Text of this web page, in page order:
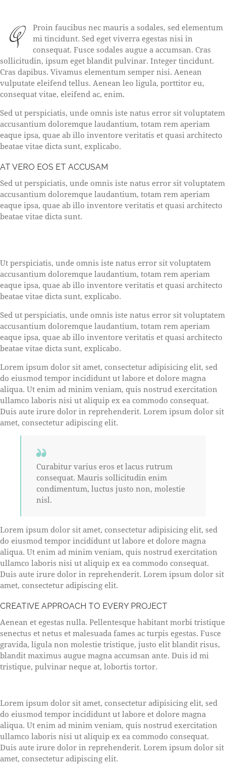
Q
Proin faucibus nec mauris a sodales, sed elementum
mi tincidunt. Sed eget viverra egestas nisi in
consequat. Fusce sodales augue a accumsan. Cras
sollicitudin, ipsum eget blandit pulvinar. Integer tincidunt.
Cras dapibus. Vivamus elementum semper nisi. Aenean
vulputate eleifend tellus. Aenean leo ligula, porttitor eu,
consequat vitae, eleifend ac, enim.
Sed ut perspiciatis, unde omnis iste natus error sit voluptatem
accusantium doloremque laudantium, totam rem aperiam
eaque ipsa, quae ab illo inventore veritatis et quasi architecto
beatae vitae dicta sunt, explicabo.
AT VERO EOS ET ACCUSAM
Sed ut perspiciatis, unde omnis iste natus error sit voluptatem
accusantium doloremque laudantium, totam rem aperiam
eaque ipsa, quae ab illo inventore veritatis et quasi architecto
beatae vitae dicta sunt.
Ut perspiciatis, unde omnis iste natus error sit voluptatem
accusantium doloremque laudantium, totam rem aperiam
eaque ipsa, quae ab illo inventore veritatis et quasi architecto
beatae vitae dicta sunt, explicabo.
Sed ut perspiciatis, unde omnis iste natus error sit voluptatem
accusantium doloremque laudantium, totam rem aperiam
eaque ipsa, quae ab illo inventore veritatis et quasi architecto
beatae vitae dicta sunt, explicabo.
Lorem ipsum dolor sit amet, consectetur adipisicing elit, sed
do eiusmod tempor incididunt ut labore et dolore magna
aliqua. Ut enim ad minim veniam, quis nostrud exercitation
ullamco laboris nisi ut aliquip ex ea commodo consequat.
Duis aute irure dolor in reprehenderit. Lorem ipsum dolor sit
amet, consectetur adipiscing elit.
Curabitur varius eros et lacus rutrum
consequat. Mauris sollicitudin enim
condimentum, luctus justo non, molestie
nisl.
Lorem ipsum dolor sit amet, consectetur adipisicing elit, sed
do eiusmod tempor incididunt ut labore et dolore magna
aliqua. Ut enim ad minim veniam, quis nostrud exercitation
ullamco laboris nisi ut aliquip ex ea commodo consequat.
Duis aute irure dolor in reprehenderit. Lorem ipsum dolor sit
amet, consectetur adipiscing elit.
CREATIVE APPROACH TO EVERY PROJECT
Aenean et egestas nulla. Pellentesque habitant morbi tristique
senectus et netus et malesuada fames ac turpis egestas. Fusce
gravida, ligula non molestie tristique, justo elit blandit risus,
blandit maximus augue magna accumsan ante. Duis id mi
tristique, pulvinar neque at, lobortis tortor.
t
e
t
c
l
i
Lorem ipsum dolor sit amet, consectetur adipisicing elit, sed
do eiusmod tempor incididunt ut labore et dolore magna
aliqua. Ut enim ad minim veniam, quis nostrud exercitation
ullamco laboris nisi ut aliquip ex ea commodo consequat.
Duis aute irure dolor in reprehenderit. Lorem ipsum dolor sit
amet, consectetur adipiscing elit.